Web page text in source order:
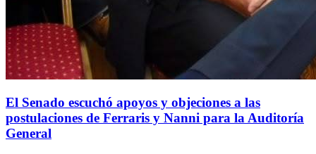
El Senado escuchó apoyos y objeciones a las
postulaciones de Ferraris y Nanni para la Auditoría
General